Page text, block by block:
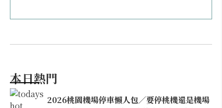
本日熱門
2026桃園機場停車懶人包／要停桃機還是機場